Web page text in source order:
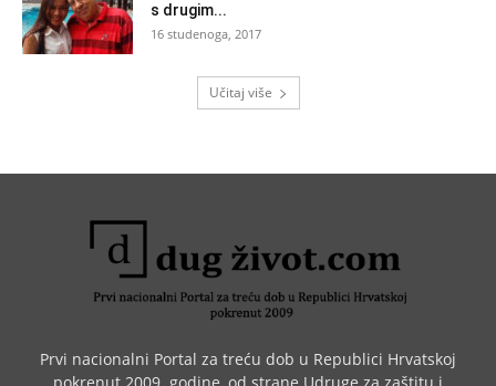
s drugim...
16 studenoga, 2017
Učitaj više
Prvi nacionalni Portal za treću dob u Republici Hrvatskoj